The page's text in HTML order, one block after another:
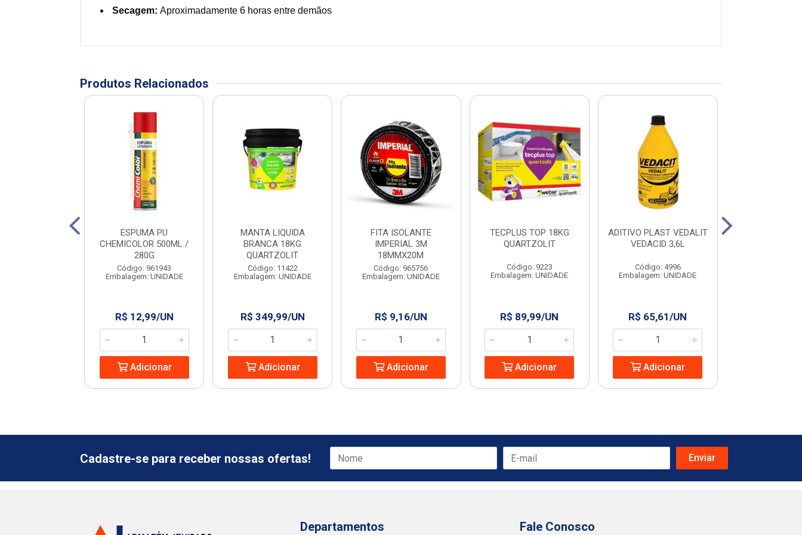
Secagem: Aproximadamente 6 horas entre demãos
Produtos Relacionados
ESPUMA PU
CHEMICOLOR 500ML /
280G
Código: 961943
Embalagem: UNIDADE
R$ 12,99/UN
Adicionar
MANTA LIQUIDA
BRANCA 18KG
QUARTZOLIT
Código: 11422
Embalagem: UNIDADE
R$ 349,99/UN
Adicionar
FITA ISOLANTE
IMPERIAL 3M
18MMX20M
Código: 965756
Embalagem: UNIDADE
R$ 9,16/UN
Adicionar
TECPLUS TOP 18KG
QUARTZOLIT
Código: 9223
Embalagem: UNIDADE
R$ 89,99/UN
Adicionar
ADITIVO PLAST VEDALIT
VEDACID 3,6L
Código: 4996
Embalagem: UNIDADE
R$ 65,61/UN
Adicionar
Cadastre-se para receber nossas ofertas!
Departamentos Fale Conosco